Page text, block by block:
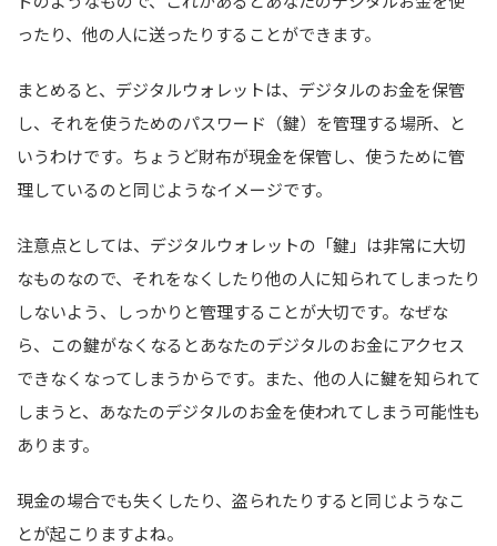
ったり、他の人に送ったりすることができます。
まとめると、デジタルウォレットは、デジタルのお金を保管
し、それを使うためのパスワード（鍵）を管理する場所、と
いうわけです。ちょうど財布が現金を保管し、使うために管
理しているのと同じようなイメージです。
注意点としては、デジタルウォレットの「鍵」は非常に大切
なものなので、それをなくしたり他の人に知られてしまったり
しないよう、しっかりと管理することが大切です。なぜな
ら、この鍵がなくなるとあなたのデジタルのお金にアクセス
できなくなってしまうからです。また、他の人に鍵を知られて
しまうと、あなたのデジタルのお金を使われてしまう可能性も
あります。
現金の場合でも失くしたり、盗られたりすると同じようなこ
とが起こりますよね。